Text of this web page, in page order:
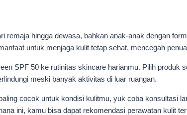
remaja hingga dewasa, bahkan anak-anak dengan
untuk menjaga kulit tetap sehat, mencegah
SPF 50 ke rutinitas skincare harianmu. Pilih
meski banyak aktivitas di luar ruangan.
cocok untuk kondisi kulitmu, yuk coba konsultasi
ini, kamu bisa dapat rekomendasi perawatan kulit